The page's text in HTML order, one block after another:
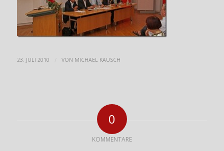
23. JULI 2010 VON MICHAEL KAUSCH
0
KOMMENTARE